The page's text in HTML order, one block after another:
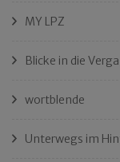
MY LPZ
Blicke in die
wortblende
Unterwegs im